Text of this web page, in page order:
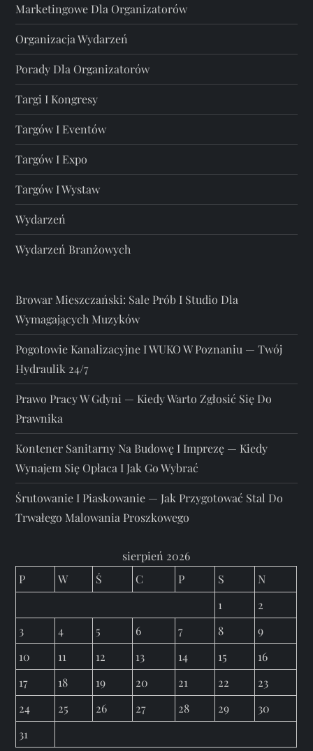
Marketingowe Dla Organizatorów
Organizacja Wydarzeń
Porady Dla Organizatorów
Targi I Kongresy
Targów I Eventów
Targów I Expo
Targów I Wystaw
Wydarzeń
Wydarzeń Branżowych
Browar Mieszczański: Sale Prób I Studio Dla
Wymagających Muzyków
Pogotowie Kanalizacyjne I WUKO W Poznaniu — Twój
Hydraulik 24/7
Prawo Pracy W Gdyni — Kiedy Warto Zgłosić Się Do
Prawnika
Kontener Sanitarny Na Budowę I Imprezę — Kiedy
Wynajem Się Opłaca I Jak Go Wybrać
Śrutowanie I Piaskowanie — Jak Przygotować Stal Do
Trwałego Malowania Proszkowego
sierpień 2026
P
W Ś C P S
N
1
2
3
4 5 6 7 8
9
10
11 12 13 14 15
16
17
18 19 20 21 22
23
24
25 26 27 28 29
30
31